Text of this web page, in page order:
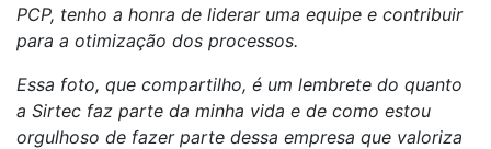
PCP, tenho a honra de liderar uma equipe e contribuir
para a otimização dos processos.
Essa foto, que compartilho, é um lembrete do quanto
a Sirtec faz parte da minha vida e de como estou
orgulhoso de fazer parte dessa empresa que valoriza